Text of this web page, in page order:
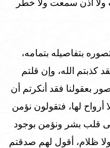
ولا أذن سمعت ولا خطر
بتفاصيله بتمامه،
كذبتم الله، وإن قلتم
بعقولنا فقد أنكرتم أن
أرواح لها، فتقولون نؤمن
قلب بشر ونؤمن بوجود
ظلام، أقول لهم صدقتم